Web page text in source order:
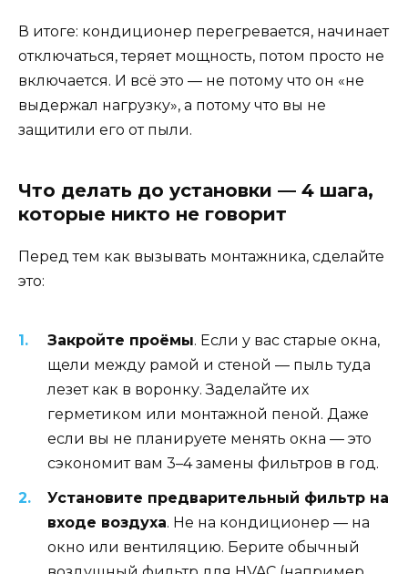
В итоге: кондиционер перегревается, начинает
отключаться, теряет мощность, потом просто не
включается. И всё это — не потому что он «не
выдержал нагрузку», а потому что вы не
защитили его от пыли.
Что делать до установки — 4 шага,
которые никто не говорит
Перед тем как вызывать монтажника, сделайте
это:
Закройте проёмы. Если у вас старые окна,
щели между рамой и стеной — пыль туда
лезет как в воронку. Заделайте их
герметиком или монтажной пеной. Даже
если вы не планируете менять окна — это
сэкономит вам 3–4 замены фильтров в год.
Установите предварительный фильтр на
входе воздуха. Не на кондиционер — на
окно или вентиляцию. Берите обычный